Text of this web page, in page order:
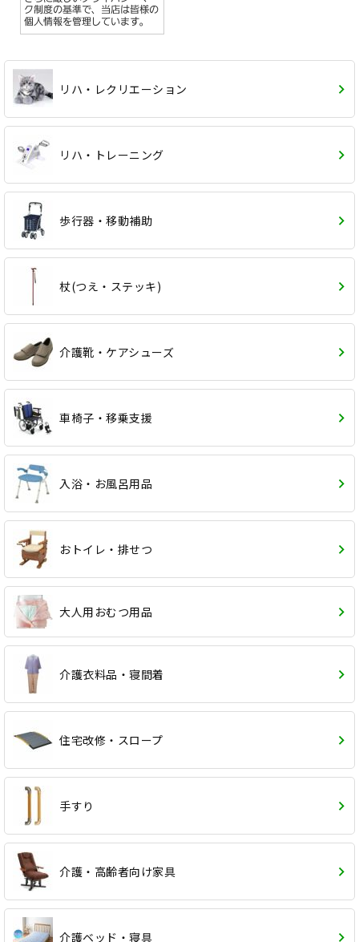
リハ・レクリエーション
リハ・トレーニング
歩行器・移動補助
杖(つえ・ステッキ)
介護靴・ケアシューズ
車椅子・移乗支援
入浴・お風呂用品
おトイレ・排せつ
大人用おむつ用品
介護衣料品・寝間着
住宅改修・スロープ
手すり
介護・高齢者向け家具
介護ベッド・寝具